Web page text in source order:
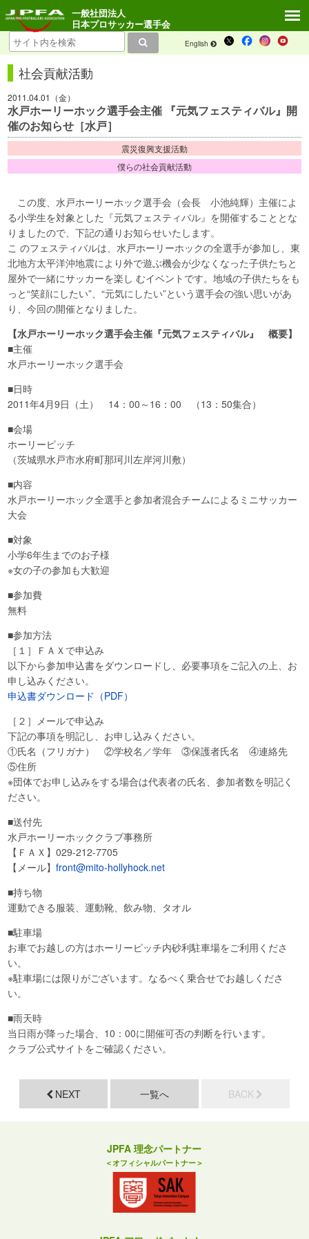
English
一般社団法人
日本プロサッカー選手会
社会貢献活動
2011.04.01（金）
水戸ホーリーホック選手会主催 『元気フェスティバル』開
催のお知らせ［水戸］
震災復興支援活動
僕らの社会貢献活動
この度、水戸ホーリーホック選手会（会長 小池純輝）主催によ
る小学生を対象とした『元気フェスティバル』を開催することとな
りましたので、下記の通りお知らせいたします。
こ のフェスティバルは、水戸ホーリーホックの全選手が参加し、東
北地方太平洋沖地震により外で遊ぶ機会が少なくなった子供たちと
屋外で一緒にサッカーを楽し むイベントです。地域の子供たちをも
っと“笑顔にしたい”、“元気にしたい”という選手会の強い思いがあ
り、今回の開催となりました。
【水戸ホーリーホック選手会主催『元気フェスティバル』 概要】
■主催
水戸ホーリーホック選手会
■日時
2011年4月9日（土） 14：00～16：00 （13：50集合）
■会場
ホーリーピッチ
（茨城県水戸市水府町那珂川左岸河川敷）
■内容
水戸ホーリーホック全選手と参加者混合チームによるミニサッカー
大会
■対象
小学6年生までのお子様
※女の子の参加も大歓迎
■参加費
無料
■参加方法
［１］ＦＡＸで申込み
以下から参加申込書をダウンロードし、必要事項をご記入の上、お
申し込みください。
申込書ダウンロード（PDF）
［２］メールで申込み
下記の事項を明記し、お申し込みください。
①氏名（フリガナ） ②学校名／学年 ③保護者氏名 ④連絡先
⑤住所
※団体でお申し込みをする場合は代表者の氏名、参加者数を明記く
ださい。
■送付先
水戸ホーリーホッククラブ事務所
【ＦＡＸ】029-212-7705
【メール】front@mito-hollyhock.net
■持ち物
運動できる服装、運動靴、飲み物、タオル
■駐車場
お車でお越しの方はホーリーピッチ内砂利駐車場をご利用くださ
い。
※駐車場には限りがございます。なるべく乗合せでお越しくださ
い。
■雨天時
当日雨が降った場合、10：00に開催可否の判断を行います。
クラブ公式サイトをご確認ください。
NEXT 一覧へ BACK
JPFA 理念パートナー
＜オフィシャルパートナー＞